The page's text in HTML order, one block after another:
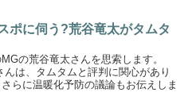
ポに伺う?荒谷竜太がタムタ
の荒谷竜太さんを思索します。
は、タムタムと評判に関心があり
らに温暖化予防の議論もお伝えしま